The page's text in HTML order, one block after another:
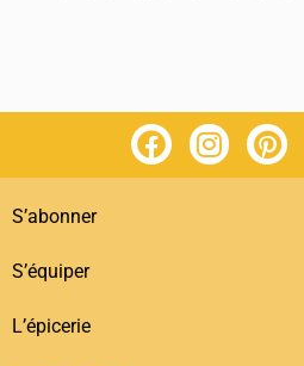
S’abonner
S’équiper
L’épicerie